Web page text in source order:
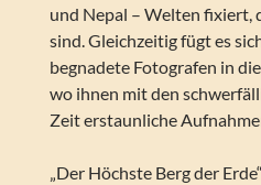
und Nepal – Welten fixiert,
sind. Gleichzeitig fügt es
begnadete Fotografen in
wo ihnen mit den
Zeit erstaunliche
„Der Höchste Berg der